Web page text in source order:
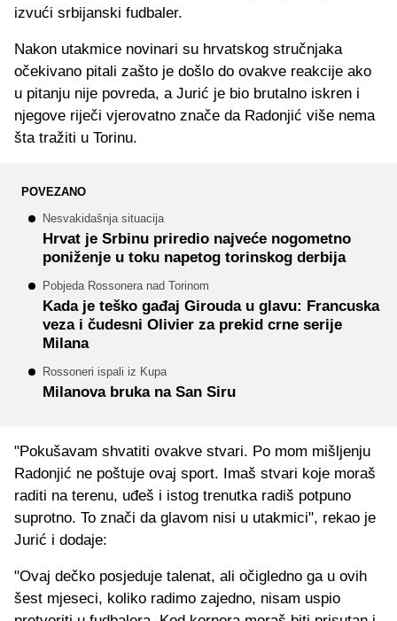
izvući srbijanski fudbaler.
Nakon utakmice novinari su hrvatskog stručnjaka
očekivano pitali zašto je došlo do ovakve reakcije ako
u pitanju nije povreda, a Jurić je bio brutalno iskren i
njegove riječi vjerovatno znače da Radonjić više nema
šta tražiti u Torinu.
POVEZANO
Nesvakidašnja situacija
Hrvat je Srbinu priredio najveće nogometno
poniženje u toku napetog torinskog derbija
Pobjeda Rossonera nad Torinom
Kada je teško gađaj Girouda u glavu: Francuska
veza i čudesni Olivier za prekid crne serije
Milana
Rossoneri ispali iz Kupa
Milanova bruka na San Siru
"Pokušavam shvatiti ovakve stvari. Po mom mišljenju
Radonjić ne poštuje ovaj sport. Imaš stvari koje moraš
raditi na terenu, uđeš i istog trenutka radiš potpuno
suprotno. To znači da glavom nisi u utakmici", rekao je
Jurić i dodaje:
"Ovaj dečko posjeduje talenat, ali očigledno ga u ovih
šest mjeseci, koliko radimo zajedno, nisam uspio